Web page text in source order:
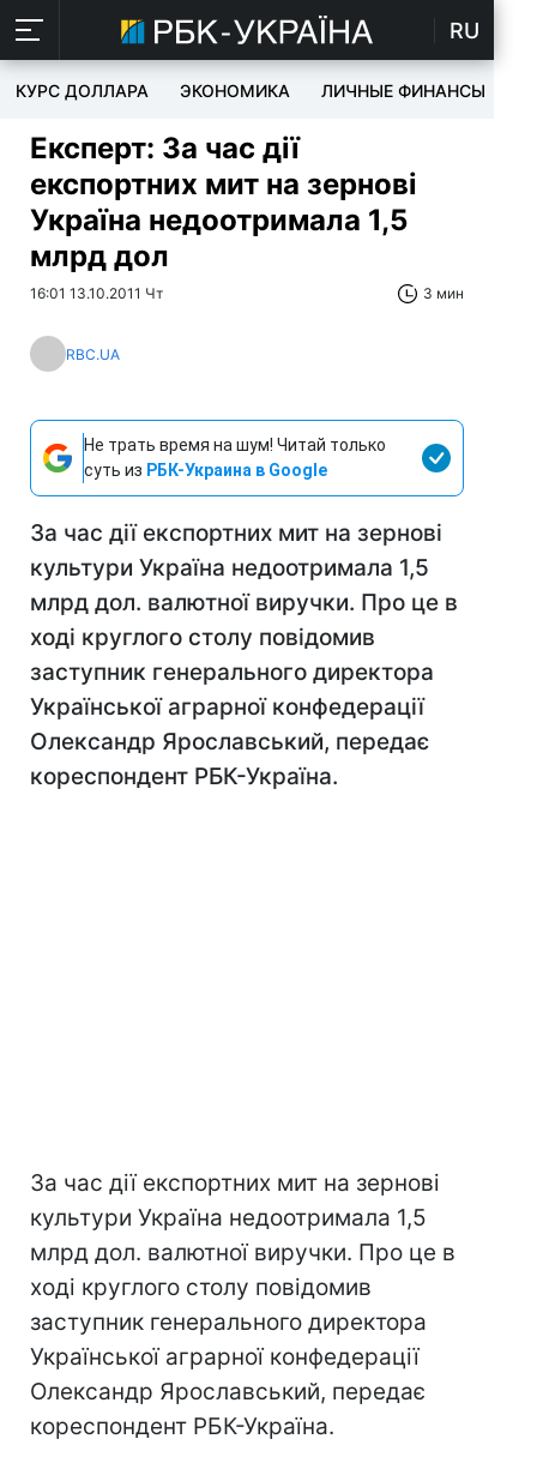
RU
КУРС ДОЛЛАРА ЭКОНОМИКА ЛИЧНЫЕ ФИНАНСЫ
Експерт: За час дії
експортних мит на зернові
Україна недоотримала 1,5
млрд дол
16:01 13.10.2011 Чт 3 мин
RBC.UA
Не трать время на шум! Читай только
суть из РБК-Украина в Google
За час дії експортних мит на зернові
культури Україна недоотримала 1,5
млрд дол. валютної виручки. Про це в
ході круглого столу повідомив
заступник генерального директора
Української аграрної конфедерації
Олександр Ярославський, передає
кореспондент РБК-Україна.
За час дії експортних мит на зернові
культури Україна недоотримала 1,5
млрд дол. валютної виручки. Про це в
ході круглого столу повідомив
заступник генерального директора
Української аграрної конфедерації
Олександр Ярославський, передає
кореспондент РБК-Україна.